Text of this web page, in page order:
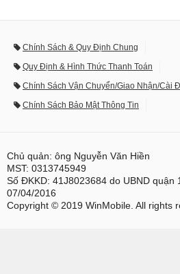
Chính Sách & Quy Định Chung
Quy Định & Hình Thức Thanh Toán
Chính Sách Vận Chuyển/Giao Nhận/Cài
Chính Sách Bảo Mật Thông Tin
Chủ quản: ông Nguyễn Văn Hiền
MST: 0313745949
Số ĐKKD: 41J8023684 do UBND quận
07/04/2016
Copyright © 2019 WinMobile. All rights